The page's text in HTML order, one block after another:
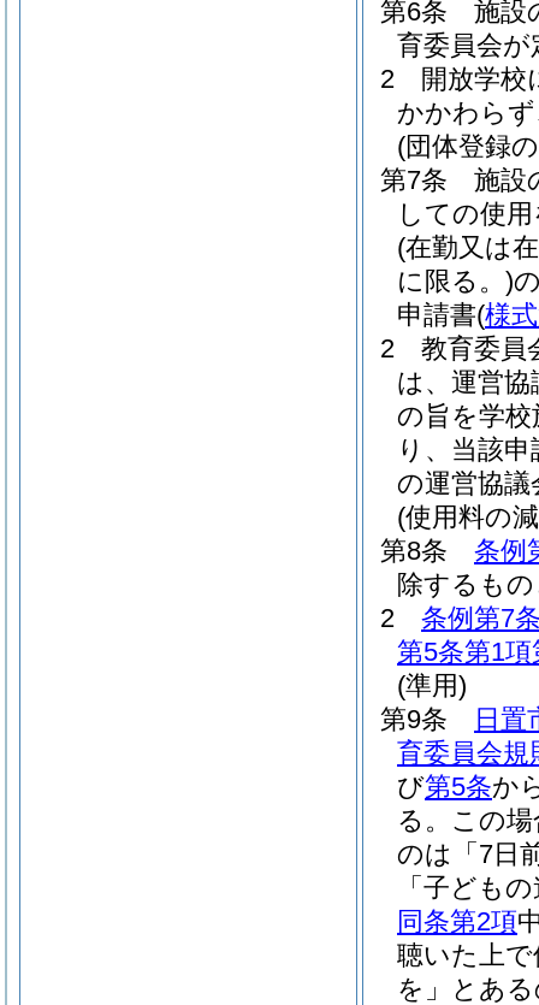
第6条
施設
育委員会が
2
開放学校
かかわら
(団体登録
第7条
施設
しての使
(在勤又は
に限る。)
申請書(様
2
教育委員
は、運営
の旨を学校
り、当該
の運営協
(使用料の
第8条
条例
除するも
2
条例第7
第5条第1項
(準用)
第9条
日置
育委員会規
び第5条か
る。 この
のは「7日
「子ども
同条第2項
聴いた上
を」とあ